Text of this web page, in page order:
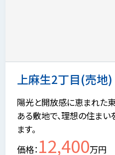
上麻生2丁目(売地)
陽光と開放感に恵まれた
ある敷地で、理想の住ま
ます。
価格 12,400万円